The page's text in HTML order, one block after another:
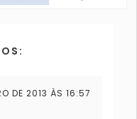
DE 2013 ÀS 16:57